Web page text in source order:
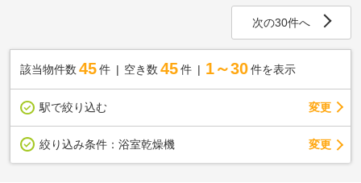
次の30件へ
該当物件数 45件 空き数 45 件 1～30 件を表示
駅で絞り込む 変更
絞り込み条件： 浴室乾燥機 変更